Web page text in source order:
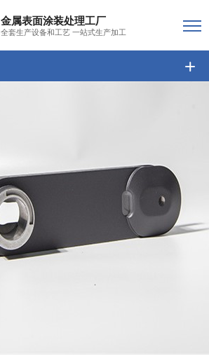
金属表面涂装处理工厂
全套生产设备和工艺 一站式生产加工